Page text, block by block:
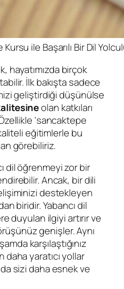
ile Başarılı Bir Dil
hayatımızda birçok
İlk bakışta sadece
geliştirdiği düşünülse
olan katkıları
‘sancaktepe
eğitimlerle bu
görebiliriz.
dil öğrenmeyi zor bir
Ancak, bir dili
destekleyen
biridir. Yabancı dil
duyulan ilgiyi artırır ve
genişler. Aynı
karşılaştığınız
daha yaratıcı yollar
da sizi daha esnek ve